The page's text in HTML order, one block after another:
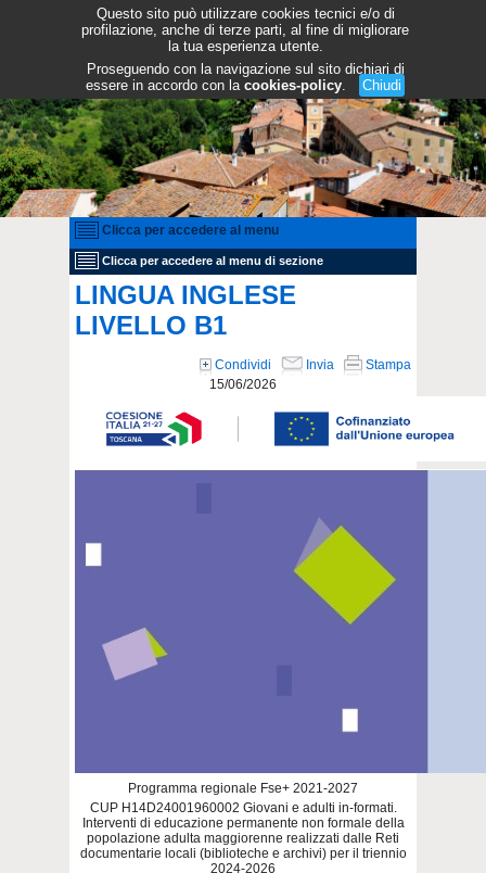
Questo sito può utilizzare cookies tecnici e/o di
profilazione, anche di terze parti, al fine di migliorare
la tua esperienza utente.
Proseguendo con la navigazione sul sito dichiari di
essere in accordo con la cookies-policy. Chiudi
Clicca per accedere al menu
Clicca per accedere al menu di sezione
LINGUA INGLESE
LIVELLO B1
Condividi Invia
Stampa
15/06/2026
Programma regionale Fse+ 2021-2027
CUP H14D24001960002 Giovani e adulti in-formati.
Interventi di educazione permanente non formale della
popolazione adulta maggiorenne realizzati dalle Reti
documentarie locali (biblioteche e archivi) per il triennio
2024-2026